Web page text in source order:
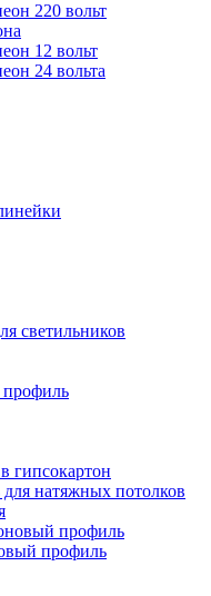
220 вольт
12 вольт
24 вольта
светильников
гипсокартон
натяжных потолков
профиль